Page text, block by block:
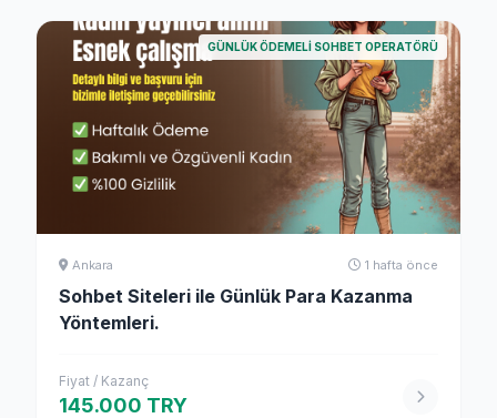
GÜNLÜK ÖDEMELI SOHBET OPERATÖRÜ
Ankara 1 hafta önce
Sohbet Siteleri ile Günlük Para Kazanma
Yöntemleri.
Fiyat / Kazanç
145.000 TRY